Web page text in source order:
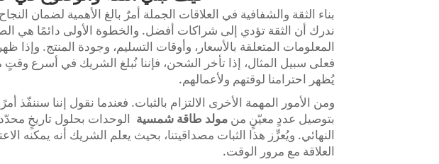
بناء الثقة والشفافية في العلاقات الجملة أمرٌ بالغ الأهمية لضمان
ندرك أن الثقة تؤدي إلى شراكات أفضل. والخطوة الأولى دائمًا هي
المعلومات المتعلقة بالأسعار، وأوقات التسليم، وجودة المنتج. وإذا
فعلى سبيل المثال، إذا تأخر الشحن، فإننا نُبلغ الشريك في أسرع
يُظهر احترامنا لوقتهم ولأعمالهم.
ومن الأمور المهمة الأخرى الالتزام بالثبات. فعندما نقول إننا سننفّذ أمرًا
بتوصيل عددٍ معيّنٍ من مولد طاقة شمسية الوحدات بحلول تاريخٍ
النهائي. ويُعزِّز هذا الثبات مصداقيتنا، بحيث يعلم الشريك أنه يمكنه
العلاقة مع مرور الوقت.